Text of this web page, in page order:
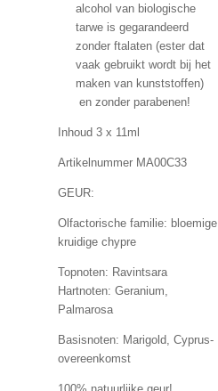
alcohol van biologische
tarwe is gegarandeerd
zonder ftalaten (ester dat
vaak gebruikt wordt bij het
maken van kunststoffen)
en zonder parabenen!
Inhoud 3 x 11ml
Artikelnummer MA00C33
GEUR:
Olfactorische familie: bloemige,
kruidige chypre
Topnoten: Ravintsara
Hartnoten: Geranium,
Palmarosa
Basisnoten: Marigold, Cyprus-
overeenkomst